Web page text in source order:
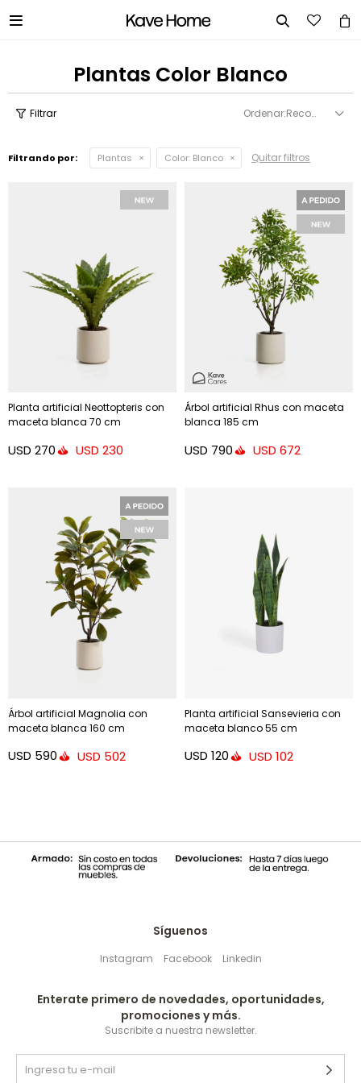
 
Plantas Color Blanco
Recomendados
Filtrando por: Plantas Color: Blanco Quitar filtros
Planta artificial Neottopteris con
maceta blanca 70 cm
USD 270 USD 230
Árbol artificial Rhus con maceta
blanca 185 cm
USD 790 USD 672
Árbol artificial Magnolia con
maceta blanca 160 cm
USD 590 USD 502
Planta artificial Sansevieria con
maceta blanco 55 cm
USD 120 USD 102
Síguenos
Instagram Facebook Linkedin
Enterate primero de novedades, oportunidades,
promociones y más.
Suscribite a nuestra newsletter.